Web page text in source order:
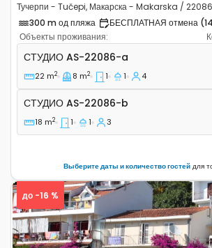
Тучерпи - Tučepi, Макарска - Makarska / 22086
300 m од пляжа
БЕСПЛАТНАЯ отмена
Объекты проживания:
Студио-апартаменты Тучерпи -
СТУДИО AS-22086-a
22 m2 8 m2 1 1 4
Студио AS-22086-b
СТУДИО AS-22086-b
18 m2 1 1 3
Выберите даты и количество гостейдля
до -16 %